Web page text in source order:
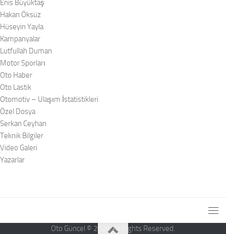
Enis Büyüktaş
Hakan Öksüz
Hüseyin Yayla
Kampanyalar
Lutfullah Duman
Motor Sporları
Oto Haber
Oto Lastik
Otomotiv – Ulaşım İstatistikleri
Özel Dosya
Serkan Ceyhan
Teknik Bilgiler
Video Galeri
Yazarlar
Oto Güncel © 2026. All Rights Reserved.